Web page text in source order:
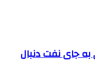
جای نفت دنبال